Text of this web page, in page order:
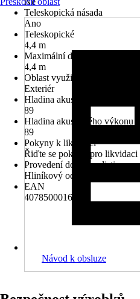
Teleskopická násada
Ano
Teleskopické
4,4 m
Maximální délka
4,4 m
Oblast využití
Exteriér
Hladina akustického tlaku
89
Hladina akustického výkonu
89
Pokyny k likvidaci
Řiďte se pokyny pro likvidaci
Provedení dorazu celisti
Hliníkový odlitek zhotovený
EAN
4078500016483
Návod k obsluze